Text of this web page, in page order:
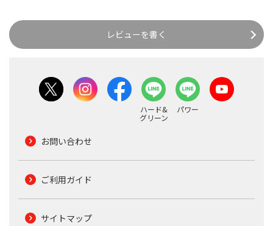
レビューを書く
ハード&
グリーン
パワー
お問い合わせ
ご利用ガイド
サイトマップ